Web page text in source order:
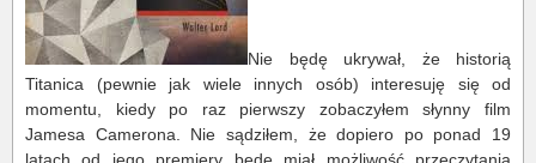
Nie będę ukrywał, że historią
Titanica (pewnie jak wiele innych osób) interesuję się od
momentu, kiedy po raz pierwszy zobaczyłem słynny film
Jamesa Camerona. Nie sądziłem, że dopiero po ponad 19